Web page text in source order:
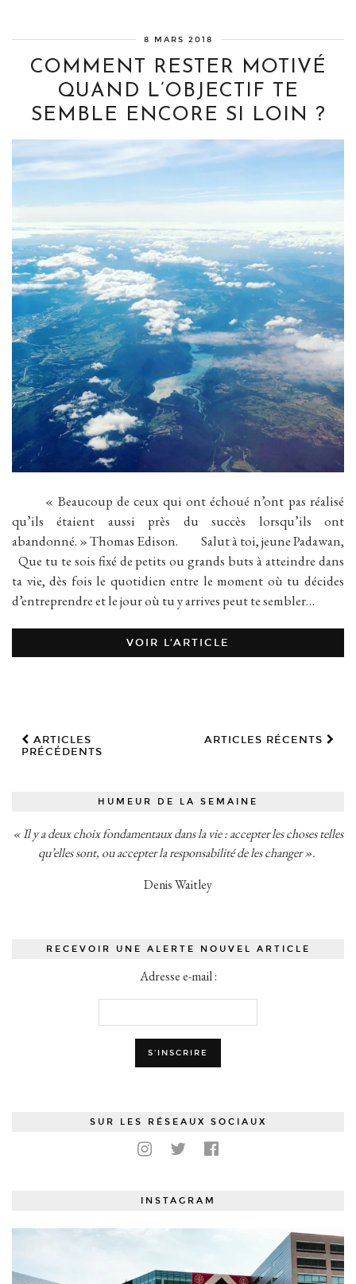
8 MARS 2018
COMMENT RESTER MOTIVÉ
QUAND L’OBJECTIF TE
SEMBLE ENCORE SI LOIN ?
« Beaucoup de ceux qui ont échoué n’ont pas réalisé
qu’ils étaient aussi près du succès lorsqu’ils ont
abandonné. » Thomas Edison. Salut à toi, jeune Padawan,
Que tu te sois fixé de petits ou grands buts à atteindre dans
ta vie, dès fois le quotidien entre le moment où tu décides
d’entreprendre et le jour où tu y arrives peut te sembler…
VOIR L’ARTICLE
ARTICLES
PRÉCÉDENTS
ARTICLES RÉCENTS
HUMEUR DE LA SEMAINE
« Il y a deux choix fondamentaux dans la vie : accepter les choses telles
qu’elles sont, ou accepter la responsabilité de les changer ».
Denis Waitley
RECEVOIR UNE ALERTE NOUVEL ARTICLE
Adresse e-mail :
SUR LES RÉSEAUX SOCIAUX
INSTAGRAM